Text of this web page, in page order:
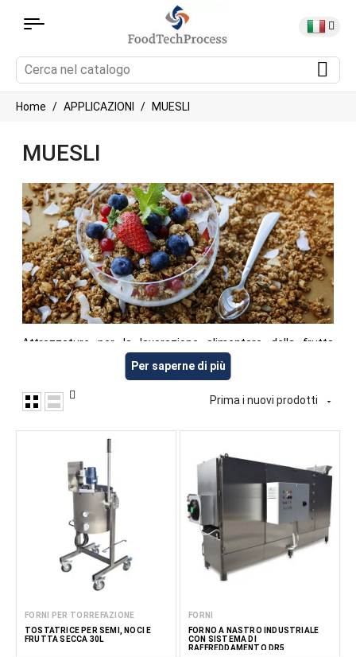
Home APPLICAZIONI MUESLI
MUESLI
Attrezzature per la lavorazione alimentare della frutta
secca, comprese attrezzature per la miscelazione, la
formatura, il riscaldamento e la lavorazione di cereali, frutta
secca, noci, semi e altri ingredienti. Queste attrezzature
sono adatte alla produzione di muesli e granola, cereali per la
barrette di cereali. FoodTechProcess fornisce attrezzature
per produttori alimentari, aziende di cereali, attività HoReCa e
cucine professionali.
Leggi di
Per saperne di più
Prima i nuovi prodotti 
FORNI PER TORREFAZIONE
TOSTATRICE PER SEMI, NOCI E
FRUTTA SECCA 30L
FORNI
FORNO A NASTRO INDUSTRIALE
CON SISTEMA DI
RAFFREDDAMENTO DR5